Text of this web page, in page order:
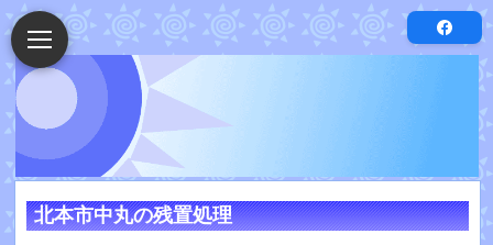
北本市中丸の残置処理